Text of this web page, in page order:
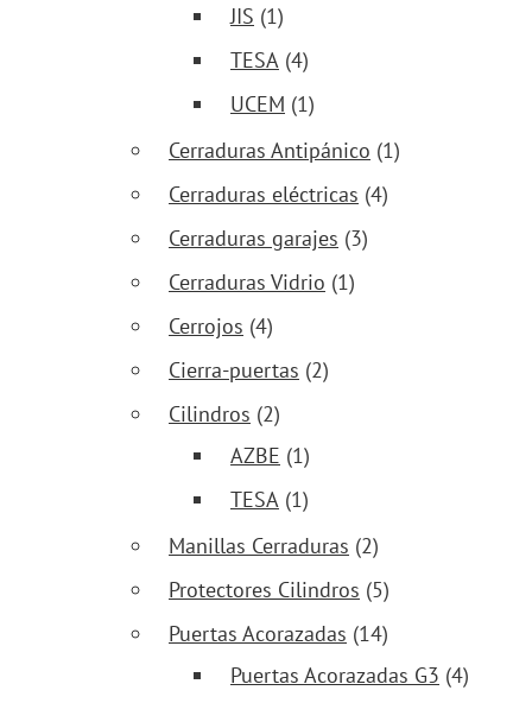
JIS (1)
TESA (4)
UCEM (1)
Cerraduras Antipánico (1)
Cerraduras eléctricas (4)
Cerraduras garajes (3)
Cerraduras Vidrio (1)
Cerrojos (4)
Cierra-puertas (2)
Cilindros (2)
AZBE (1)
TESA (1)
Manillas Cerraduras (2)
Protectores Cilindros (5)
Puertas Acorazadas (14)
Puertas Acorazadas G3 (4)